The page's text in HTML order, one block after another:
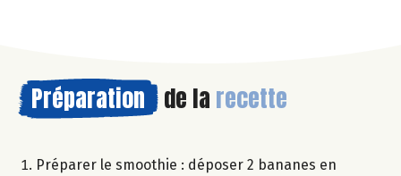
Préparation de la recette
Préparer le smoothie : déposer 2 bananes en